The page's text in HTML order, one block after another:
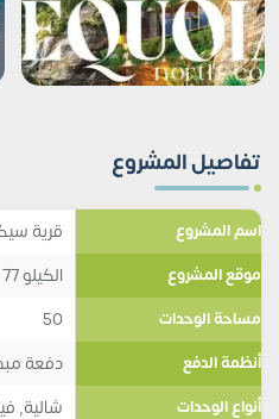
تفاصيل المشروع
اسم المشروع قرية
موقع المشروع الكيلو 77
مساحة الوحدات 50
أنظمة الدفع دفعة مبدئية
أنواع الوحدات شالية,